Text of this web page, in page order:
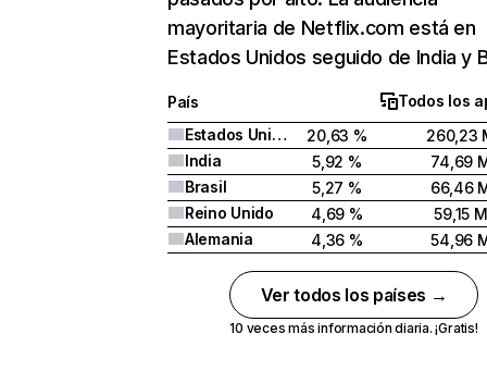
mayoritaria de Netflix.com está en
Estados Unidos seguido de India y
País
Todos los
Estados Unidos
20,63 %
260,23
India
5,92 %
74,69
Brasil
5,27 %
66,46
Reino Unido
4,69 %
59,15 M
Alemania
4,36 % 54,96
Ver todos los países →
10 veces más información diaria. ¡Gratis!